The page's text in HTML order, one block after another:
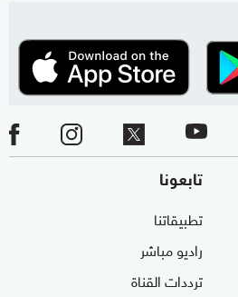
تابعونا
تطبيقاتنا
راديو مباشر
ترددات القناة